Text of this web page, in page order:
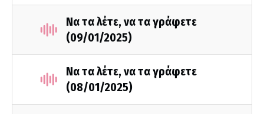
Να τα λέτε, να τα γράφετε
(09/01/2025)
Να τα λέτε, να τα γράφετε
(08/01/2025)